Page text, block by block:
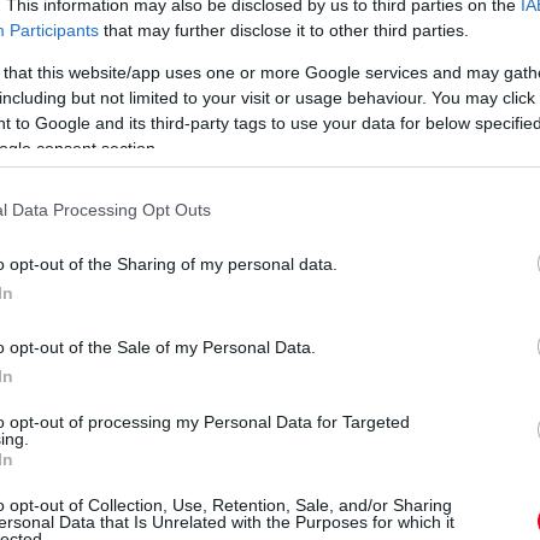
This information may also be disclosed by us to third parties on the
Participants that may further disclose it to other third parties.
that this website/app uses one or more Google services and may
but not limited to your visit or usage behaviour. You may
to Google and its third-party tags to use your data for below
consent section.
Data Processing Opt Outs
opt-out of the Sharing of my personal data.
opt-out of the Sale of my Personal Data.
opt-out of processing my Personal Data for Targeted
opt-out of Collection, Use, Retention, Sale, and/or Sharing
Data that Is Unrelated with the Purposes for which it
Gresini Aprilia 2'05.625 0.885 / 0.200
Ducati 2'06.029
1.289 / 0.327
Gresini Aprilia 2'06.049
1.309 / 0.020
VDS Honda 2'06.562 1.822 / 0.513
VDS Honda
szakasz, amely során immár a legjobbak is
kezdte a legjobban, aki azonnal
amelyre első körével még az összes eddigi
válaszolni. Második nekifutásra aztán
kiosztott bő négy tizedet repsolos
Rossi foglalta el a harmadik pozíciót a
lemaradása már másodperc fölötti volt az